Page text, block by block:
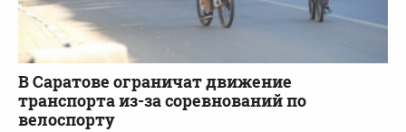
В Саратове ограничат движение
транспорта из-за соревнований по
велоспорту